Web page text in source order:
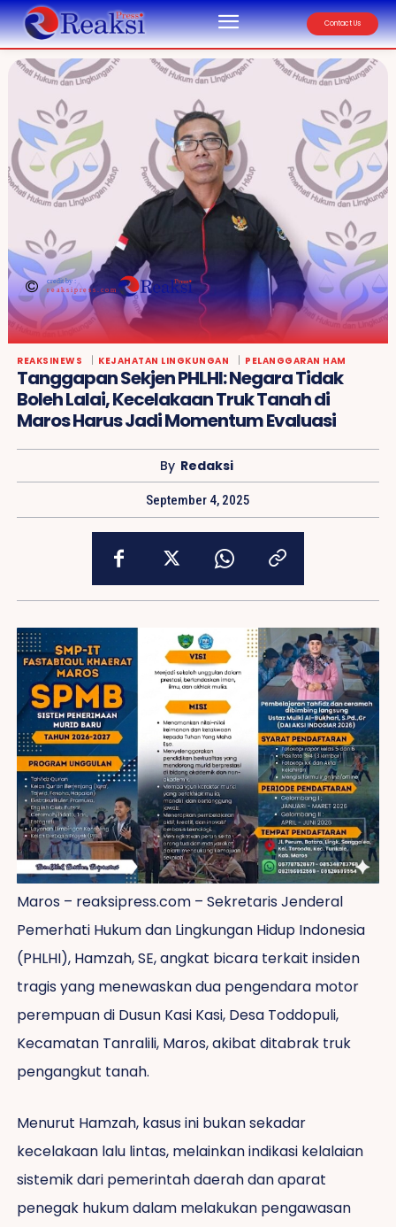
Contact Us
credit by :
reaksipress.com
REAKSINEWS KEJAHATAN LINGKUNGAN PELANGGARAN HAM
Tanggapan Sekjen PHLHI: Negara Tidak
Boleh Lalai, Kecelakaan Truk Tanah di
Maros Harus Jadi Momentum Evaluasi
By Redaksi
September 4, 2025
Maros – reaksipress.com – Sekretaris Jenderal
Pemerhati Hukum dan Lingkungan Hidup Indonesia
(PHLHI), Hamzah, SE, angkat bicara terkait insiden
tragis yang menewaskan dua pengendara motor
perempuan di Dusun Kasi Kasi, Desa Toddopuli,
Kecamatan Tanralili, Maros, akibat ditabrak truk
pengangkut tanah.
Menurut Hamzah, kasus ini bukan sekadar
kecelakaan lalu lintas, melainkan indikasi kelalaian
sistemik dari pemerintah daerah dan aparat
penegak hukum dalam melakukan pengawasan